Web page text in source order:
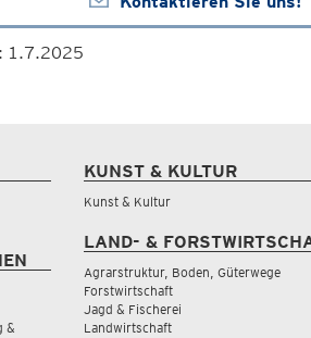
1.7.2025
&
KUNST & KULTUR
Kunst & Kultur
LAND- &
Agrarstruktur, Boden, Güterwege
Forstwirtschaft
Jagd & Fischerei
Landwirtschaft